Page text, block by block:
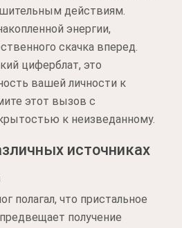
действиям.
энергии,
скачка вперед.
циферблат, это
вашей личности к
этот вызов с
к неизведанному.
источниках
полагал, что пристальное
получение